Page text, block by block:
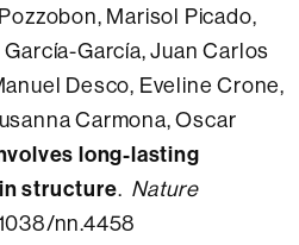
Marisol Picado,
García, Juan Carlos
Desco, Eveline Crone,
Carmona, Oscar
long-lasting
structure. Nature
nn.4458